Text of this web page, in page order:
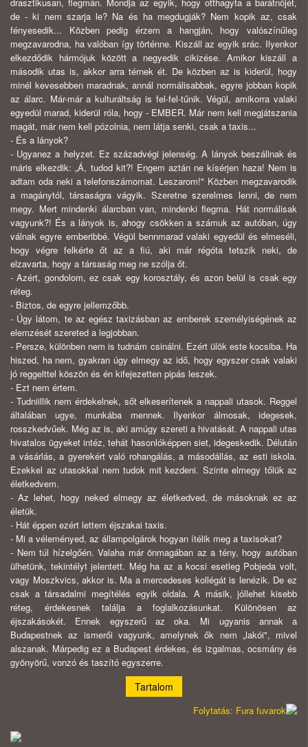
de - ki nem szarja le? Na és ha megdugják? Nem kopik az, csak
fényesedik... Közben pedig érzem a hangján, hogy valószínűleg
megzavarodna, ha valóban így történne. Kiszáll az egyik srác. Ilyenkor
elkezdődik hármójuk között a negyedik cikizése. Amikor kiszáll a
második utas is, akkor arra térnek ét. De közben az is kiderül, hogy
minél kevesebben maradnak, annál normálisabbak, egyre jobban kopik
az álarc. Már-már a kulturáltság is fel-fel-tűnik. Végül, amikorra valaki
egyedül marad, kiderül róla, hogy - EMBER. Már nem kell megjátszania
magát, már nem kell pózolnia, nem látja senki, csak a taxis...
- És a lányok?
- Ugyanez a helyzet. Ez századvégi jelenség. A lányok beszállnak és
máris elkezdik: „Á, tudod kit?! Engem aztán ne kísérjen haza! Nem is
adtam oda neki a telefonszámomat. Leszarom!" Közben megzavarodik
a magánytól, társaságra vágyik. Szeretne szerelmes lenni, de nem
megy. Mert mindenki álarcban van, mindenki flegma. Hát normálisak
vagyunk?! És a lányok is, ahogy csökken a számuk az autóban, úgy
válnak egyre emberibbé. Végül bennmarad valaki egyedül és elmeséli,
hogy végre felkérte őt az a fiú, aki már régóta tetszik neki, de
elzavarta, hogy a társaság meg ne szólja őt.
- Azért, gondolom, ez csak egy korosztály, és azon belül is csak egy
réteg.
- Biztos, de egyre jellemzőbb.
- Úgy látom, te az egész taxizásban az emberek személyiségének az
elemzését szereted a legjobban.
- Persze, különben nem is tudnám csinálni. Ezért ülök este kocsiba. Ha
hiszed, ha nem, gyakran úgy elmegy az idő, hogy egyszer csak valaki
jó reggelttel köszön és én kifejezetten pipás leszek.
- Ezt nem értem.
- Tudniillik nem érdekelnek, sőt elkeserítenek a nappali utasok. Reggel
általában ugye, munkába mennek. Ilyenkor álmosak, idegesek,
rosszkedvűek. Még az is, aki amúgy szereti a hivatását. A nappali utas
hivatalos ügyeket intéz, tehát hasonlóképpen siet, idegeskedik. Délután
a vásárlás, a gyerekért való rohangálás, a másodállás, az esti iskola.
Ezekkel az utasokkal nem tudok mit kezdeni. Szinte elmegy tőlük az
életkedvem.
- Az lehet, hogy neked elmegy az életkedved, de másoknak ez az
életük.
- Hát éppen ezért lettem éjszakai taxis.
- Mi a véleményed, az állampolgárok hogyan ítélik meg a taxisokat?
- Nem túl hízelgőén. Valaha már önmagában az a tény, hogy autóban
ülhetünk, tekintélyt jelentett. Még ha az a kocsi esetleg Pobjeda volt,
vagy Moszkvics, akkor is. Ma a mercedeses kollégát is lenézik. De ez
csak a társadalmi megítélés egyik oldala. A másik, jóllehet kisebb
réteg, érdekesnek találja a foglalkozásunkat. Különösen az
éjszakásokét. Ennek egyszerű az oka. Mi ugyanis annak a
Budapestnek az ismerői vagyunk, amelynek ők nem „lakói", mivel
alszanak. Márpedig ez a Budapest érdekes, és izgalmas, ocsmány és
gyönyörű, vonzó és taszító egyszerre.
Tartalom
Folytatás: Fura fuvarok